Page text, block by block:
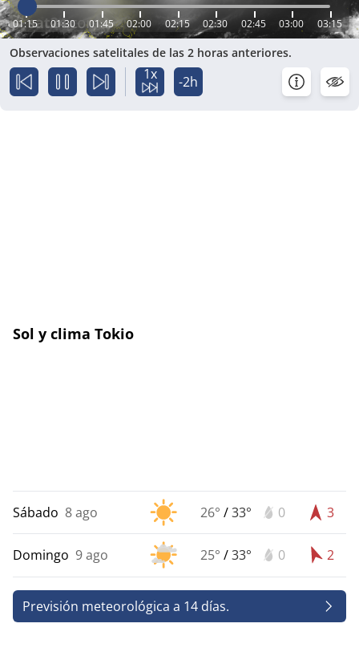
01:15 01:30 01:45 02:00 02:15 02:30 02:45 03:00 03:15
Observaciones satelitales de las 2 horas anteriores.
1x -2h
Sol y clima Tokio
Sábado 8 ago 26° /33° 0 3
Domingo 9 ago 25° /33° 0 2
Previsión meteorológica a 14 días.